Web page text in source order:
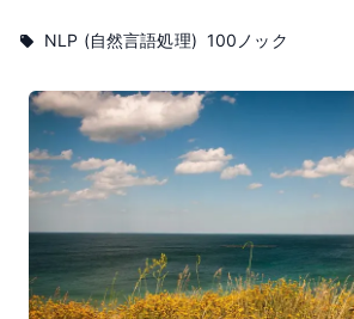
NLP (自然言語処理) 100ノック